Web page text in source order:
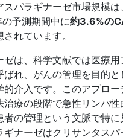
パラギナーゼ市場規模は、
予測期間中に約3.6%の
れています。
ゼは、科学文献では医療用
ばれ、がんの管理を目的と
的介入です。このアプロー
治療の段階で急性リンパ性
者の管理という文脈で特に
ギナーゼはクリサンタスパ